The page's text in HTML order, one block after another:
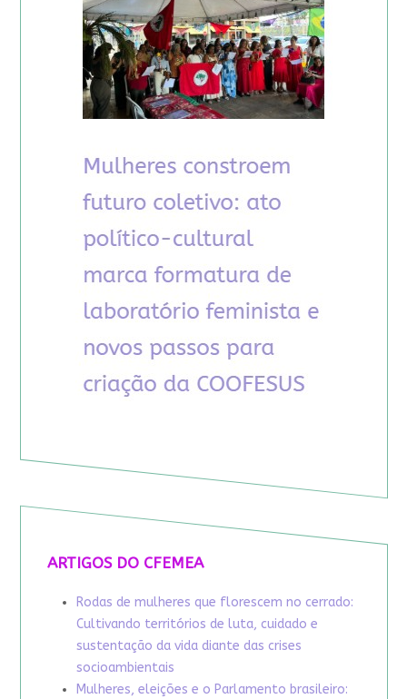
ARTIGOS DO CFEMEA
Rodas de mulheres que florescem no cerrado:
Cultivando territórios de luta, cuidado e
sustentação da vida diante das crises
socioambientais
Mulheres, eleições e o Parlamento brasileiro: